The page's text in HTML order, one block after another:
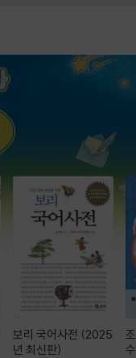
보리 국어사전 (2025
년 최신판)